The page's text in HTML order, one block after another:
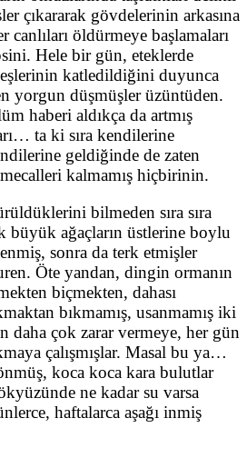
çıkararak gövdelerinin arkasına
canlıları öldürmeye başlamaları
Hele bir gün, eteklerde
katledildiğini duyunca
yorgun düşmüşler üzüntüden.
haberi aldıkça da artmış
ta ki sıra kendilerine
geldiğinde de zaten
kalmamış hiçbirinin.
bilmeden sıra sıra
ağaçların üstlerine boylu
sonra da terk etmişler
Öte yandan, dingin ormanın
biçmekten, dahası
bıkmamış, usanmamış iki
daha çok zarar vermeye, her gün
çalışmışlar. Masal bu ya…
koca koca kara bulutlar
ne kadar su varsa
haftalarca aşağı inmiş